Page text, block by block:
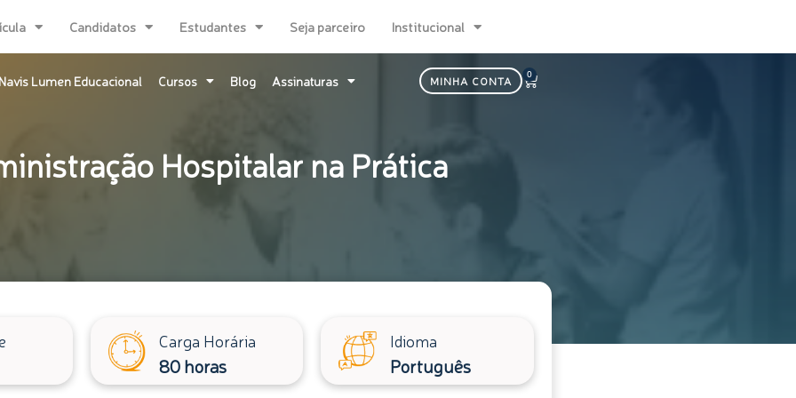
Candidatos Estudantes Seja parceiro Institucional
Lumen Educacional Cursos Blog Assinaturas MINHA CONTA
0
Carrinho
Hospitalar na Prática
Carga Horária
80 horas
Idioma
Português